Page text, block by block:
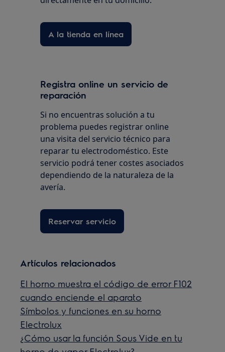
A la tienda en línea
Registra online un servicio de
reparación
Si no encuentras solución a tu
problema puedes registrar online
una visita del servicio técnico para
reparar tu electrodoméstico. Este
servicio podrá tener costes asociados
dependiendo de la naturaleza de la
avería.
Reservar servicio
Artículos relacionados
El horno muestra el código de error F102
cuando enciende el aparato
Símbolos y funciones en su horno
Electrolux
¿Cómo usar la función Sous Vide en tu